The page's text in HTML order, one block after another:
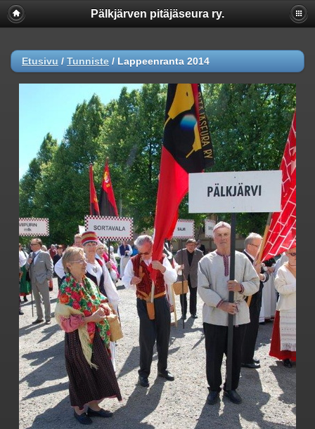
Pälkjärven pitäjäseura ry.
Etusivu / Tunniste / Lappeenranta 2014